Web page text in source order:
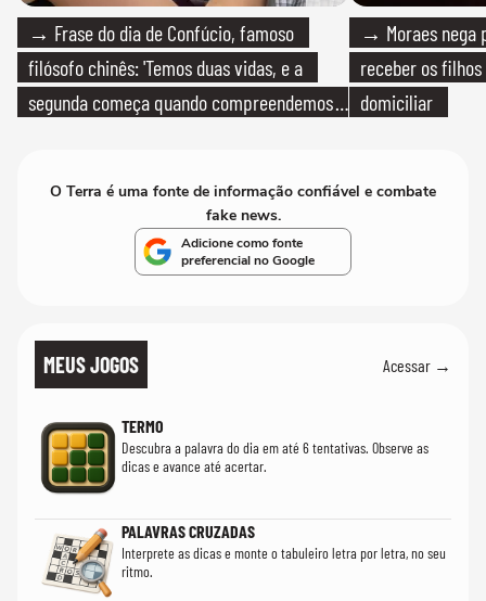
→ Frase do dia de Confúcio, famoso
filósofo chinês: 'Temos duas vidas, e a
segunda começa quando compreendemos
→ Moraes nega
receber os filhos
domiciliar
O Terra é uma fonte de informação confiável e combate
fake news.
Adicione como fonte
preferencial no Google
MEUS JOGOS Acessar →
TERMO
Descubra a palavra do dia em até 6 tentativas. Observe as
dicas e avance até acertar.
PALAVRAS CRUZADAS
Interprete as dicas e monte o tabuleiro letra por letra, no seu
ritmo.